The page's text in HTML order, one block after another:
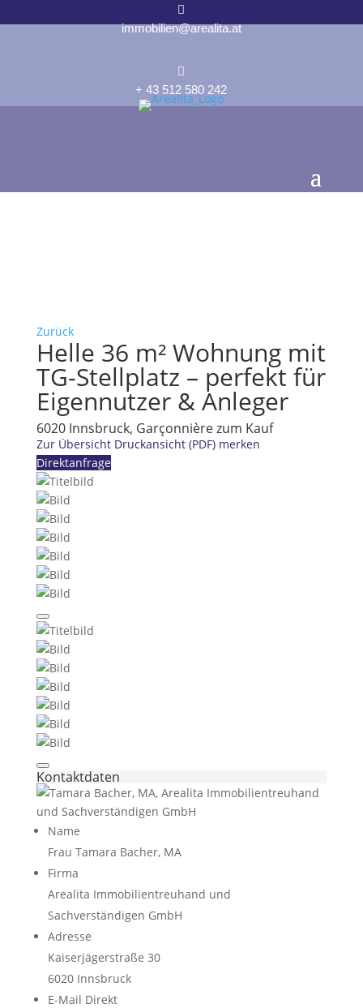

immobilien@arealita.at

+ 43 512 580 242
Zurück
Helle 36 m² Wohnung mit
TG-Stellplatz – perfekt für
Eigennutzer & Anleger
6020 Innsbruck, Garçonnière zum Kauf
Zur Übersicht Druckansicht (PDF) merken
Direktanfrage
Kontaktdaten
Name
Frau Tamara Bacher, MA
Firma
Arealita Immobilientreuhand und
Sachverständigen GmbH
Adresse
Kaiserjägerstraße 30
6020 Innsbruck
E-Mail Direkt